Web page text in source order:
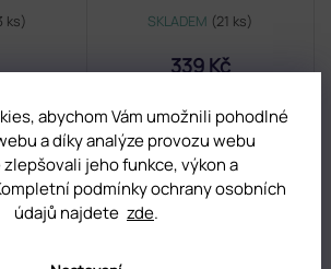
abychom Vám umožnili pohodlné
a díky analýze provozu webu
jeho funkce, výkon a
podmínky ochrany osobních
údajů najdete zde.
ks) SKLADEM (21 ks)
339 Kč
AKCE